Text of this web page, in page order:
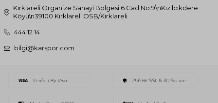
Kırklareli Organize Sanayi Bölgesi 6.Cad No:9\nKızılcıkdere
Köyü\n39100 Kırklareli OSB/Kırklareli
444 12 14
bilgi@karspor.com